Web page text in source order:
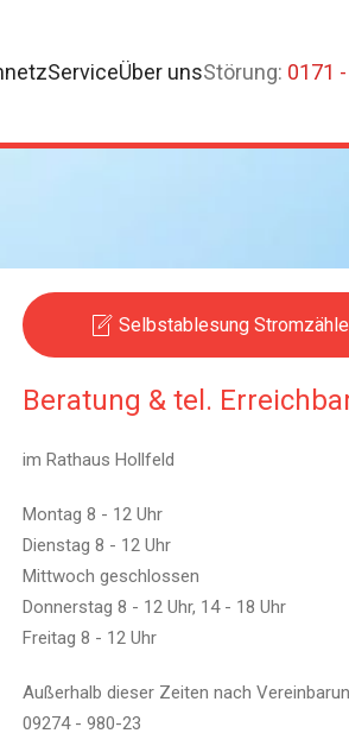
ServiceÜber unsStörung: 0171
Selbstablesung
Beratung & tel.
im Rathaus Hollfeld
Montag 8 - 12 Uhr
Dienstag 8 - 12 Uhr
Mittwoch geschlossen
Donnerstag 8 - 12 Uhr, 14 - 18 Uhr
Freitag 8 - 12 Uhr
Außerhalb dieser Zeiten nach
09274 - 980-23